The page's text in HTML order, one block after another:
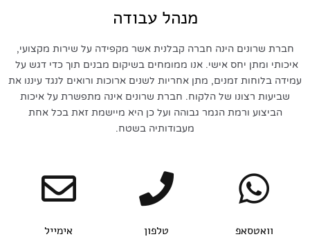
מנהל עבודה
חברת שרונים הינה חברה קבלנית אשר מקפידה על שירות מקצועי,
איכותי ומתן יחס אישי. אנו ממומחים בשיקום מבנים תוך כדי דגש על
עמידה בלוחות זמנים, מתן אחריות לשנים ארוכות ורואים לנגד עיננו את
שביעות רצונו של הלקוח. חברת שרונים אינה מתפשרת על איכות
הביצוע ורמת הגמר גבוהה ועל כן היא מיישמת זאת בכל אחת
מעבודותיה בשטח.
וואטסאפ טלפון אימייל